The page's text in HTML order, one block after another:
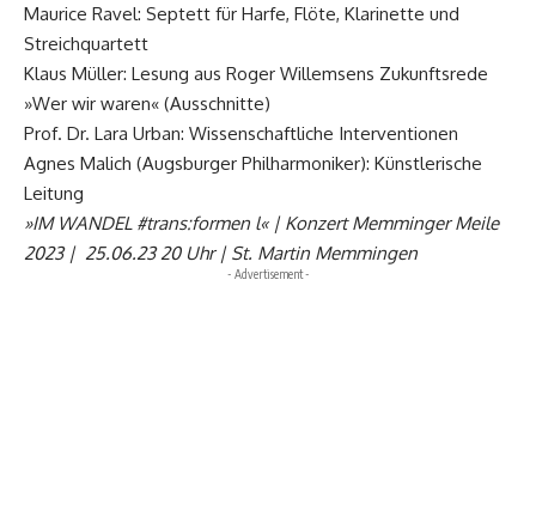
Maurice Ravel: Septett für Harfe, Flöte, Klarinette und
Streichquartett
Klaus Müller: Lesung aus Roger Willemsens Zukunftsrede
»Wer wir waren« (Ausschnitte)
Prof. Dr. Lara Urban: Wissenschaftliche Interventionen
Agnes Malich (Augsburger Philharmoniker): Künstlerische
Leitung
»IM WANDEL #trans:formen l« | Konzert Memminger Meile
2023 | 25.06.23 20 Uhr | St. Martin Memmingen
- Advertisement -